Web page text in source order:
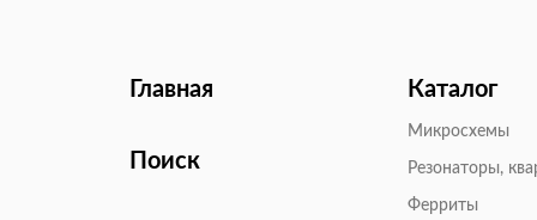
Главная
Поиск
Каталог
Микросхемы
Резонаторы,
Ферриты